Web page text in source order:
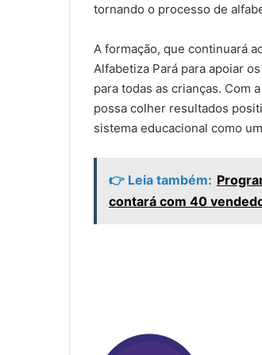
tornando o processo de
A formação, que continuará
Alfabetiza Pará para apoiar
para todas as crianças. Com
possa colher resultados
sistema educacional como
👉 Leia também:
contará com 40